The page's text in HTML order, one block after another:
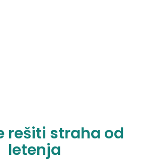
rešiti straha od
letenja